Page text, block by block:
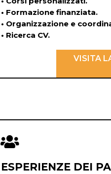
• Formazione finanziata.
• Organizzazione e
• Ricerca CV.
VISITA

ESPERIENZE DEI